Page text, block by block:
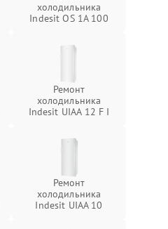
холодильника
Indesit OS 1A 100
Ремонт
холодильника
Indesit UIAA 12 F I
Ремонт
холодильника
Indesit UIAA 10